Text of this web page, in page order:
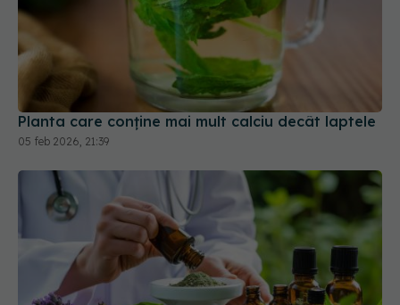
Planta care conține mai mult calciu decât laptele
05 feb 2026, 21:39